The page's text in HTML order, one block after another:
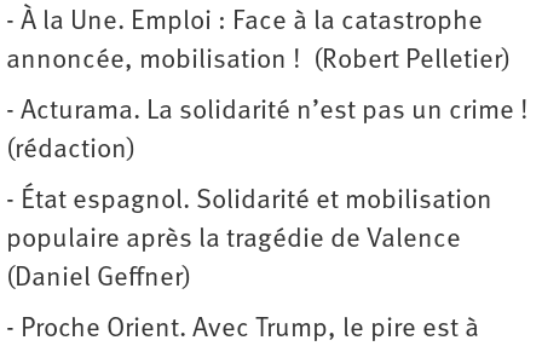
- À la Une. Emploi : Face à la catastrophe
annoncée, mobilisation ! (Robert Pelletier)
- Acturama. La solidarité n’est pas un crime !
(rédaction)
- État espagnol. Solidarité et mobilisation
populaire après la tragédie de Valence
(Daniel Geffner)
- Proche Orient. Avec Trump, le pire est à